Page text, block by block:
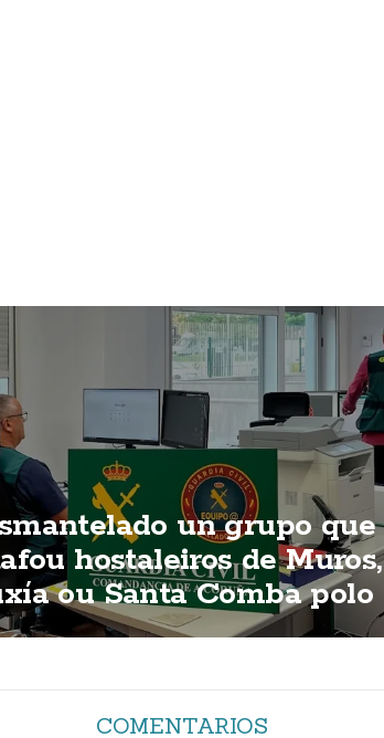
un grupo que
hostaleiros de Muros,
ou Santa Comba polo
do "corte de luz"
COMENTARIOS